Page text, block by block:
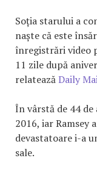
Soția starului a
naște că este
înregistrări video
11 zile după
relateazăDaily
În vârstă de 44
2016, iar Ramsey
devastatoare i-a
sale.